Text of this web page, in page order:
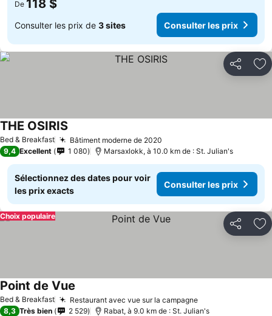
De 118 $
Consulter les prix de 3 sites Consulter les prix
Partager
Bed & Breakfast Bâtiment moderne de 2020
THE OSIRIS
9,4 Excellent 1 080 Marsaxlokk, à 10.0 km de : St. Julian's
Sélectionnez des dates pour voir
les prix exacts
Consulter les prix
Partager
Choix populaire
Bed & Breakfast Restaurant avec vue sur la campagne
Point de Vue
8,3 Très bien 2 529 Rabat, à 9.0 km de : St. Julian's